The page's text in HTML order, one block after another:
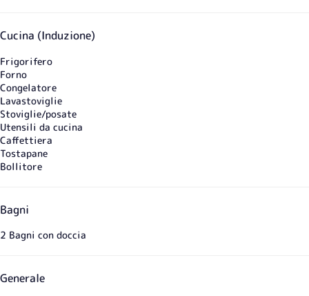
Cucina (Induzione)
Frigorifero
Forno
Congelatore
Lavastoviglie
Stoviglie/posate
Utensili da cucina
Caffettiera
Tostapane
Bollitore
Bagni
2 Bagni con doccia
Generale